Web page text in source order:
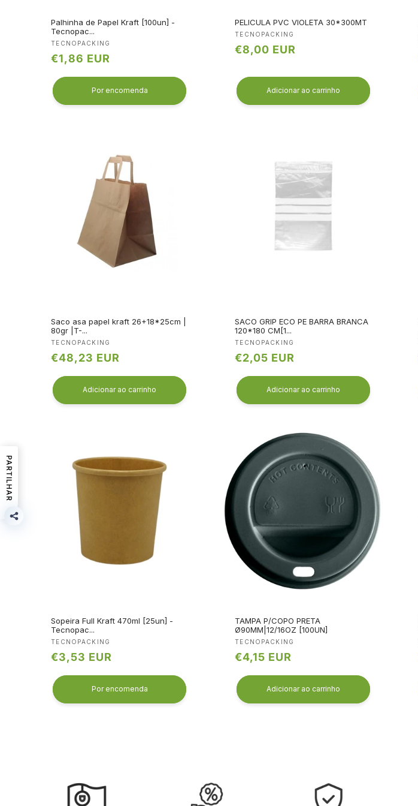
Palhinha de Papel Kraft [100un] -
Tecnopac...
Fornecedor:
TECNOPACKING
Preço
normal
€1,86 EUR
Por encomenda
PELICULA PVC VIOLETA 30*300MT
Fornecedor:
TECNOPACKING
Preço
€8,00 EUR
Adicionar ao carrinho
Saco asa papel kraft 26+18*25cm |
80gr |T-...
Fornecedor:
TECNOPACKING
Preço
normal
€48,23 EUR
Adicionar ao carrinho
SACO GRIP ECO PE BARRA BRANCA
120*180 CM[1...
Fornecedor:
TECNOPACKING
Preço
normal
€2,05 EUR
Adicionar ao carrinho
Sopeira Full Kraft 470ml [25un] -
Tecnopac...
Fornecedor:
TECNOPACKING
Preço
normal
€3,53 EUR
Por encomenda
TAMPA P/COPO PRETA
Ø90MM|12/16OZ [100UN]
Fornecedor:
TECNOPACKING
Preço
normal
€4,15 EUR
Adicionar ao carrinho
PARTILHAR